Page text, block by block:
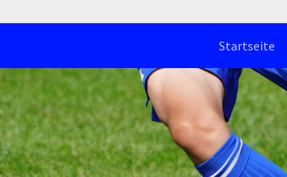
Startseite